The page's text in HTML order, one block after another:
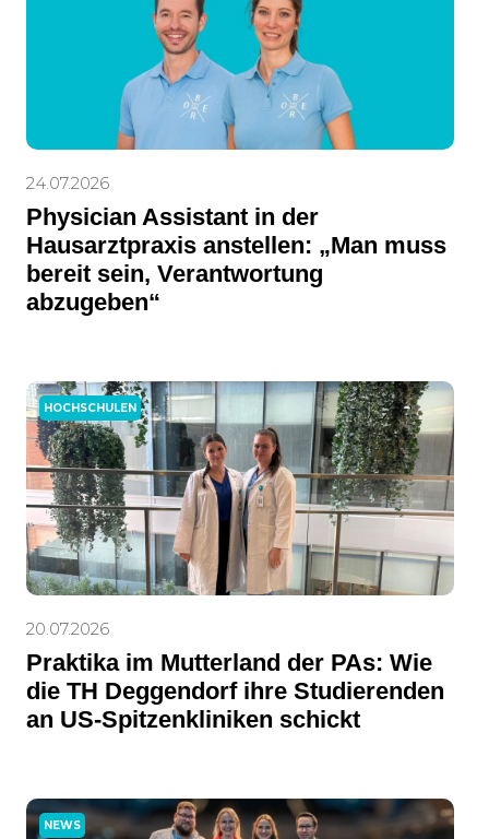
24.07.2026
Physician Assistant in der
Hausarztpraxis anstellen: „Man muss
bereit sein, Verantwortung
abzugeben“
HOCHSCHULEN
20.07.2026
Praktika im Mutterland der PAs: Wie
die TH Deggendorf ihre Studierenden
an US-Spitzenkliniken schickt
NEWS